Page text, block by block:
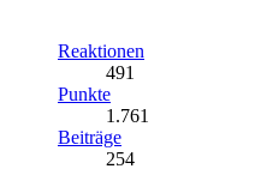
Reaktionen
491
Punkte
1.761
Beiträge
254